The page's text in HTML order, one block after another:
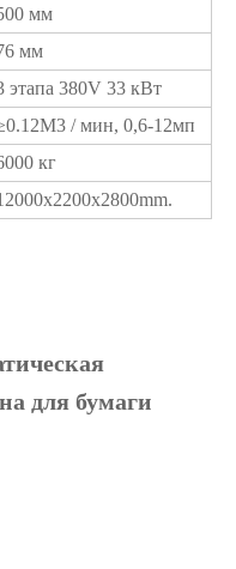
мм
мм
этапа 380V 33 кВт
/ мин, 0,6-12мп
кг
для бумаги